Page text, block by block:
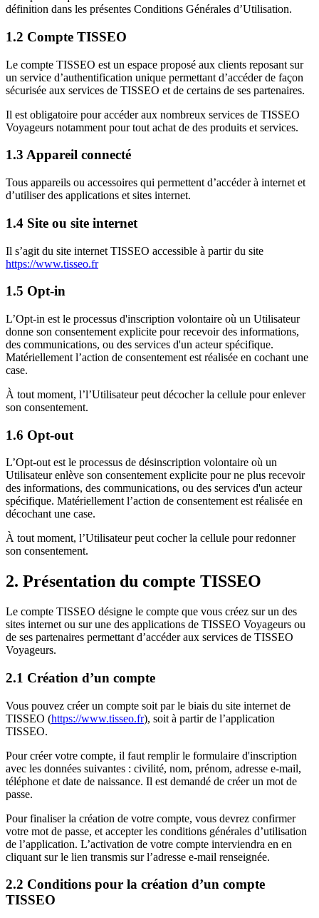
définition dans les présentes Conditions Générales d’Utilisation.
1.2 Compte TISSEO
Le compte TISSEO est un espace proposé aux clients reposant sur
un service d’authentification unique permettant d’accéder de façon
sécurisée aux services de TISSEO et de certains de ses partenaires.
Il est obligatoire pour accéder aux nombreux services de TISSEO
Voyageurs notamment pour tout achat de des produits et services.
1.3 Appareil connecté
Tous appareils ou accessoires qui permettent d’accéder à internet et
d’utiliser des applications et sites internet.
1.4 Site ou site internet
Il s’agit du site internet TISSEO accessible à partir du site
https://www.tisseo.fr
1.5 Opt-in
L’Opt-in est le processus d'inscription volontaire où un Utilisateur
donne son consentement explicite pour recevoir des informations,
des communications, ou des services d'un acteur spécifique.
Matériellement l’action de consentement est réalisée en cochant une
case.
À tout moment, l’l’Utilisateur peut décocher la cellule pour enlever
son consentement.
1.6 Opt-out
L’Opt-out est le processus de désinscription volontaire où un
Utilisateur enlève son consentement explicite pour ne plus recevoir
des informations, des communications, ou des services d'un acteur
spécifique. Matériellement l’action de consentement est réalisée en
décochant une case.
À tout moment, l’Utilisateur peut cocher la cellule pour redonner
son consentement.
2. Présentation du compte TISSEO
Le compte TISSEO désigne le compte que vous créez sur un des
sites internet ou sur une des applications de TISSEO Voyageurs ou
de ses partenaires permettant d’accéder aux services de TISSEO
Voyageurs.
2.1 Création d’un compte
Vous pouvez créer un compte soit par le biais du site internet de
TISSEO (https://www.tisseo.fr), soit à partir de l’application
TISSEO.
Pour créer votre compte, il faut remplir le formulaire d'inscription
avec les données suivantes : civilité, nom, prénom, adresse e-mail,
téléphone et date de naissance. Il est demandé de créer un mot de
passe.
Pour finaliser la création de votre compte, vous devrez confirmer
votre mot de passe, et accepter les conditions générales d’utilisation
de l’application. L’activation de votre compte interviendra en en
cliquant sur le lien transmis sur l’adresse e-mail renseignée.
2.2 Conditions pour la création d’un compte
TISSEO